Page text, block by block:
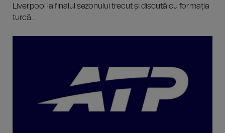
Liverpool la finalul sezonului trecut și discută cu formația
turcă...